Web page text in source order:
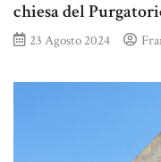
chiesa del
23 Agosto 2024